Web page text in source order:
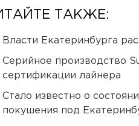
ТАКЖЕ:
Власти Екатеринбурга
Серийное производство
сертификации лайнера
Стало известно о
покушения под